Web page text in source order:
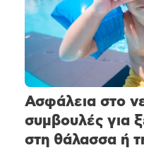
Ασφάλεια στο
συμβουλές για
στη θάλασσα ή